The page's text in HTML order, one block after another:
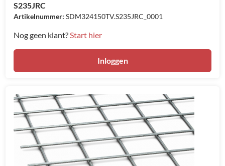
S235JRC
Artikelnummer: SDM324150TV.S235JRC_0001
Nog geen klant?Start hier
Inloggen